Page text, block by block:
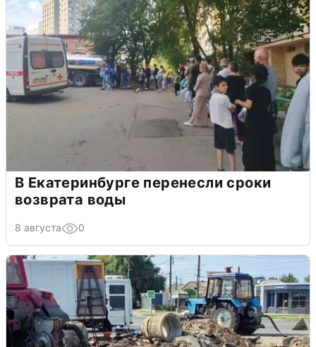
В Екатеринбурге перенесли сроки
возврата воды
8 августа 0